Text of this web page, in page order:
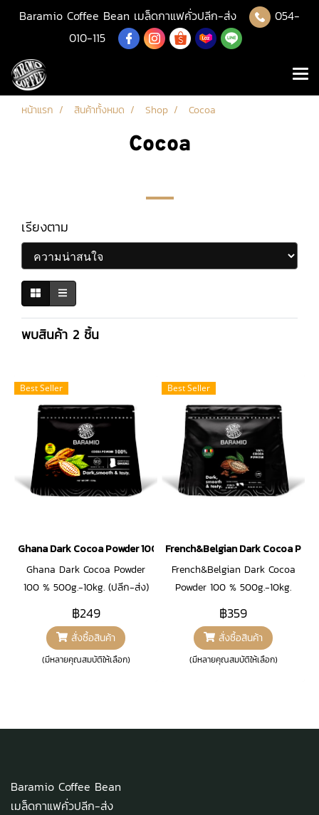
Baramio Coffee Bean เมล็ดกาแฟคั่วปลีก-ส่ง
054-
010-115
หน้าแรก สินค้าทั้งหมด Shop Cocoa
Cocoa
เรียงตาม
พบสินค้า 2 ชิ้น
Best Seller
Ghana Dark Cocoa Powder 100 % 500g.-10kg.
Ghana Dark Cocoa Powder
100 % 500g.-10kg. (ปลีก-ส่ง)
จากประเทศกาน่า ทวีปแอฟริกา
กระบวนการผลิตแบบ Dutch
Process ไขมัน 10 – 12 % รสชาติ
เข้ม หอมมัน
฿249
สั่งซื้อสินค้า
(มีหลายคุณสมบัติให้เลือก)
Best Seller
French&Belgian Dark Cocoa
French&Belgian Dark Cocoa
Powder 100 % 500g.-10kg.
(ปลีก-ส่ง) ผงโกโก้นำเข้าจาก
ฝรั่งเศส&เบลเยี่ยม ที่มีปริมาณไข
มันโกโก้สูงถึง 22-24%
฿359
สั่งซื้อสินค้า
(มีหลายคุณสมบัติให้เลือก)
Baramio Coffee Bean
เมล็ดกาแฟคั่วปลีก-ส่ง